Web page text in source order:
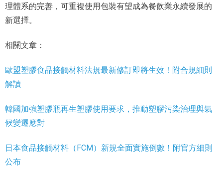
理體系的完善，可重複使用包裝有望成為餐飲業永續發展的
新選擇。
相關文章：
歐盟塑膠食品接觸材料法規最新修訂即將生效！附合規細則
解讀
韓國加強塑膠瓶再生塑膠使用要求，推動塑膠污染治理與氣
候變遷應對
日本食品接觸材料（FCM）新規全面實施倒數！附官方細則
公布